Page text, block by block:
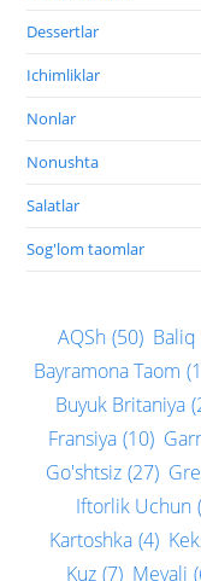
Dessertlar
Ichimliklar
Nonlar
Nonushta
Salatlar
Sog'lom taomlar
AQSh (50) Baliq
Bayramona Taom
Buyuk Britaniya
Fransiya (10)
Go'shtsiz (27)
Iftorlik Uchun
Kartoshka (4)
Kuz (7) Mevali